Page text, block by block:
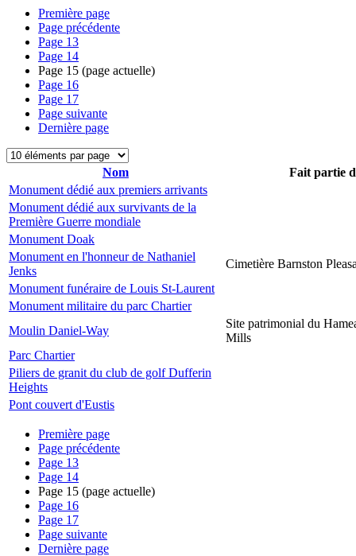
Première page
Page précédente
Page 13
Page 14
Page 15 (page actuelle)
Page 16
Page 17
Page suivante
Dernière page
Nom
Fait partie
Monument dédié aux premiers arrivants
Monument dédié aux survivants de la
Première Guerre mondiale
Monument Doak
Monument en l'honneur de Nathaniel
Jenks
Cimetière Barnston
Monument funéraire de Louis St-Laurent
Monument militaire du parc Chartier
Moulin Daniel-Way
Site patrimonial du
Mills
Parc Chartier
Piliers de granit du club de golf Dufferin
Heights
Pont couvert d'Eustis
Première page
Page précédente
Page 13
Page 14
Page 15 (page actuelle)
Page 16
Page 17
Page suivante
Dernière page